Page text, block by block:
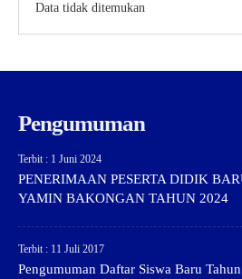
Data tidak ditemukan
Pengumuman
Terbit : 1 Juni 2024
PENERIMAAN PESERTA DIDIK
YAMIN BAKONGAN TAHUN 2024
Terbit : 11 Juli 2017
Pengumuman Daftar Siswa Baru